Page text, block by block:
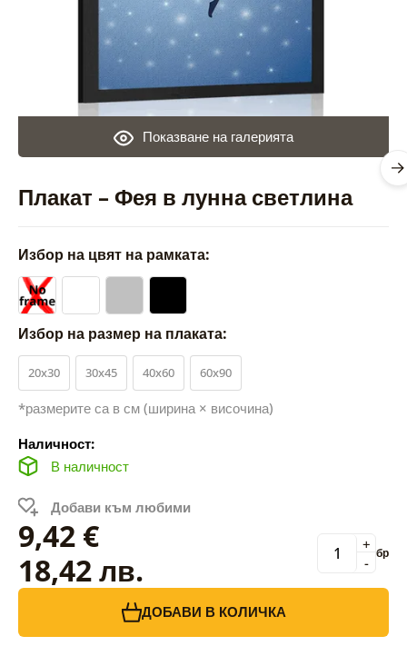
Плакат – Фея в лунна светлина
Показване на галерията
Избор на цвят на рамката:
Избор на размер на плаката:
20x30 30x45 40x60 60x90
*размерите са в см (ширина × височина)
Наличност:
В наличност
Добави към любими
9,42 €
18,42 лв.
-
+ бр
ДОБАВИ В КОЛИЧКА